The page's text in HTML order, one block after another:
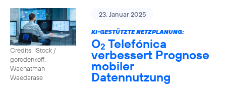
Credits: iStock /
gorodenkoff,
Waehatman
Waedarase
23. Januar 2025
KI-GESTÜTZTE NETZPLANUNG:
O2 Telefónica
verbessert Prognose
mobiler
Datennutzung